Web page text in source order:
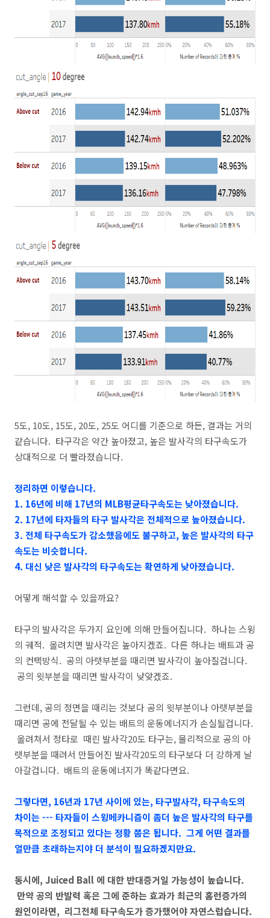
5도, 10도, 15도, 20도, 25도 어디를 기준으로 하든, 결과는 거의
같습니다. 타구각은 약간 높아졌고, 높은 발사각의 타구속도가
상대적으로 더 빨라졌습니다.
정리하면 이렇습니다.
1. 16년에 비해 17년의 MLB평균타구속도는 낮아졌습니다.
2. 17년에 타자들의 타구 발사각은 전체적으로 높아졌습니다.
3. 전체 타구속도가 감소했음에도 불구하고, 높은 발사각의 타구
속도는 비슷합니다.
4. 대신 낮은 발사각의 타구속도는 확연하게 낮아졌습니다.
어떻게 해석할 수 있을까요?
타구의 발사각은 두가지 요인에 의해 만들어집니다. 하나는 스윙
의 궤적. 올려치면 발사각은 높아지겠죠. 다른 하나는 배트과 공
의 컨택방식. 공의 아랫부분을 때리면 발사각이 높아질겁니다.
공의 윗부분을 때리면 발사각이 낮앚겠죠.
그런데, 공의 정면을 때리는 것보다 공의 윗부분이나 아랫부분을
때리면 공에 전달될 수 있는 배트의 운동에너지가 손실될겁니다.
올려쳐서 정타로 때린 발사각20도 타구는, 물리적으로 공의 아
랫부분을 때려서 만들어진 발사각20도의 타구보다 더 강하게 날
아갈겁니다. 배트의 운동에너지가 똑같다면요.
그렇다면, 16년과 17년 사이에 있는, 타구발사각, 타구속도의
차이는 --- 타자들이 스윙메카니즘이 좀더 높은 발사각의 타구를
목적으로 조정되고 있다는 정황 쯤은 됩니다. 그게 어떤 결과를
얼만큼 초래하는지야 더 분석이 필요하겠지만요.
동시에, Juiced Ball 에 대한 반대증거일 가능성이 높습니다.
만약 공의 반발력 혹은 그에 준하는 효과가 최근의 홈런증가의
원인이라면, 리그전체 타구속도가 증가했어야 자연스럽습니다.